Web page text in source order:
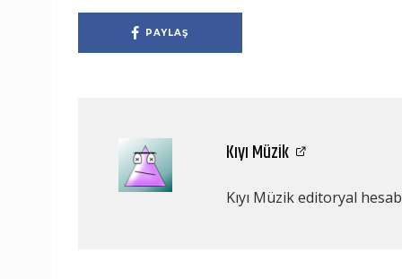
PAYLAŞ
Kıyı Müzik
Kıyı Müzik editoryal